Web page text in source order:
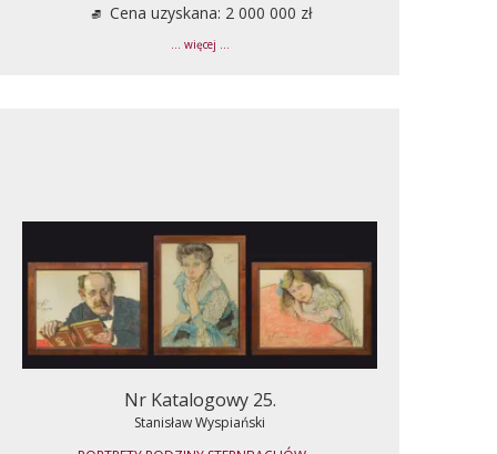
Cena uzyskana: 2 000 000 zł
... więcej ...
Nr Katalogowy 25.
Stanisław Wyspiański